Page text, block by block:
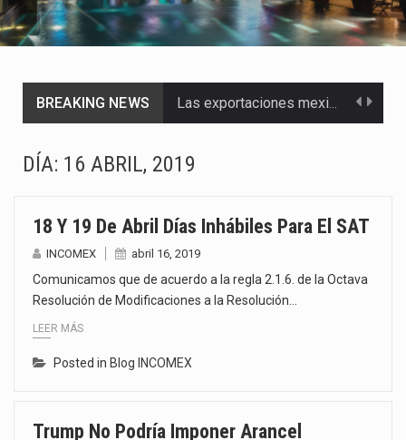
BREAKING NEWS Las exportaciones mexicanas de vehículos ligeros disminuyeron 9.67 % en julio a tasa anual, alcanzando…
Solo el 17.8 % de las empresas en México se considera totalmente preparada para la…
DÍA: 16 ABRIL, 2019
18 Y 19 De Abril Días Inhábiles Para El SAT
INCOMEX abril 16, 2019
Comunicamos que de acuerdo a la regla 2.1.6. de la Octava
Resolución de Modificaciones a la Resolución…
LEER MÁS
Posted in Blog INCOMEX
Trump No Podría Imponer Arancel